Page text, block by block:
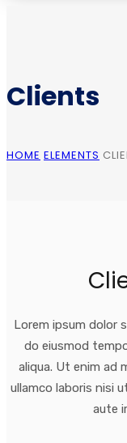
Clients
HOME ELEMENTS
Lorem ipsum dolor
do eiusmod
aliqua. Ut enim ad
ullamco laboris nisi
aute